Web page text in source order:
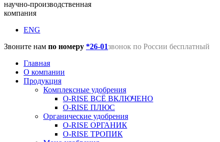
научно-производственная
компания
ENG
Звоните нам по номеру *26-01звонок по России бесплатный
Главная
О компании
Продукция
Комплексные удобрения
O-RISE ВСЁ ВКЛЮЧЕНО
O-RISE ПЛЮС
Органические удобрения
O-RISE ОРГАНИК
O-RISE ТРОПИК